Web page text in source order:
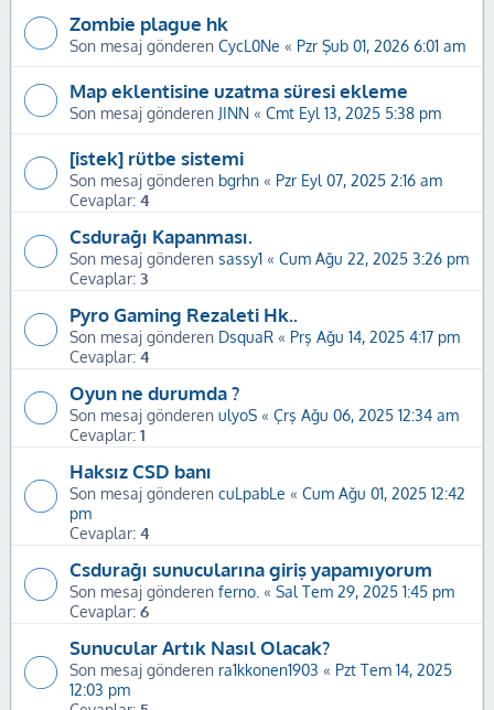
Zombie plague hk
Son mesaj gönderen CycL0Ne « Pzr Şub 01, 2026 6:01 am
Map eklentisine uzatma süresi ekleme
Son mesaj gönderen JINN « Cmt Eyl 13, 2025 5:38 pm
[istek] rütbe sistemi
Son mesaj gönderen bgrhn « Pzr Eyl 07, 2025 2:16 am
Cevaplar: 4
Csdurağı Kapanması.
Son mesaj gönderen sassy1 « Cum Ağu 22, 2025 3:26 pm
Cevaplar: 3
Pyro Gaming Rezaleti Hk..
Son mesaj gönderen DsquaR « Prş Ağu 14, 2025 4:17 pm
Cevaplar: 4
Oyun ne durumda ?
Son mesaj gönderen ulyoS « Çrş Ağu 06, 2025 12:34 am
Cevaplar: 1
Haksız CSD banı
Son mesaj gönderen cuLpabLe « Cum Ağu 01, 2025 12:42
pm
Cevaplar: 4
Csdurağı sunucularına giriş yapamıyorum
Son mesaj gönderen ferno. « Sal Tem 29, 2025 1:45 pm
Cevaplar: 6
Sunucular Artık Nasıl Olacak?
Son mesaj gönderen ra1kkonen1903 « Pzt Tem 14, 2025
12:03 pm